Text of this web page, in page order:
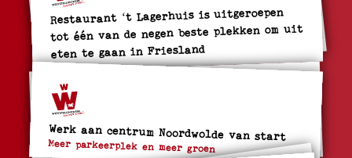
Restaurant ‘t Lagerhuis is uitgeroepen
tot één van de negen beste plekken om uit
eten te gaan in Friesland
Werk aan centrum Noordwolde van start
Meer parkeerplek en meer groen